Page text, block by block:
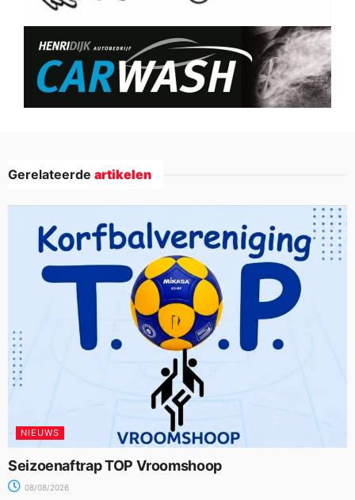
Gerelateerde artikelen
NIEUWS
Seizoenaftrap TOP Vroomshoop
08/08/2026